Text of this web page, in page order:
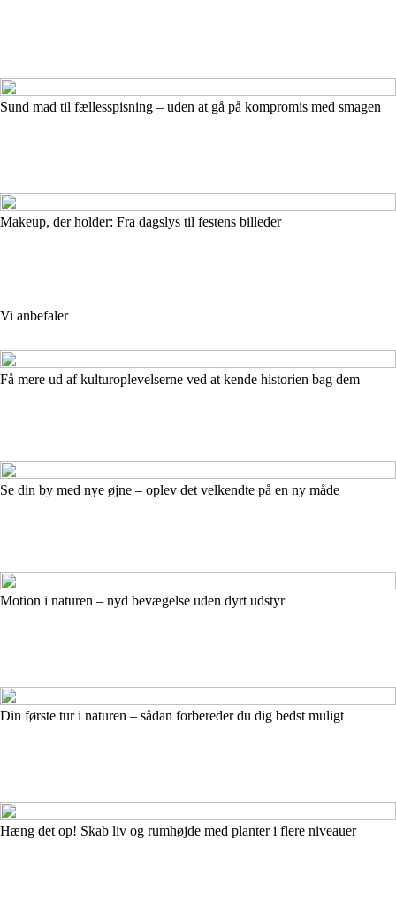
Sund mad til fællesspisning – uden at gå på kompromis med smagen
Makeup, der holder: Fra dagslys til festens billeder
Vi anbefaler
Få mere ud af kulturoplevelserne ved at kende historien bag dem
Se din by med nye øjne – oplev det velkendte på en ny måde
Motion i naturen – nyd bevægelse uden dyrt udstyr
Din første tur i naturen – sådan forbereder du dig bedst muligt
Hæng det op! Skab liv og rumhøjde med planter i flere niveauer